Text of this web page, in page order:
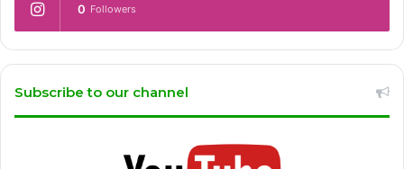
0 Followers
Subscribe to our channel